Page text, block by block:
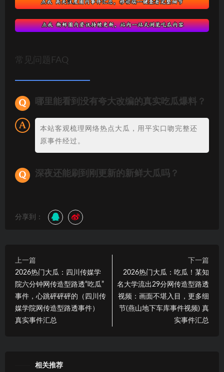
常见问题FAQ
哪里能看到没有夸大改编的真实吃瓜爆料？
本站客观梳理网络热点大瓜，用平实口吻完整还
原事件经过。
深夜还能刷到刚更新的新鲜大瓜吗？
分享到：
上一篇
2026热门大瓜：四川传媒学
院六分钟网传造型路透“吃瓜”
事件，心跳砰砰砰的（四川传
媒学院网传造型路透事件）
真实事件汇总
下一篇
2026热门大瓜：吃瓜！某知
名大学流出29分网传造型路透
视频：画面不堪入目，更多细
节(燕山地下车库事件视频) 真
实事件汇总
相关推荐